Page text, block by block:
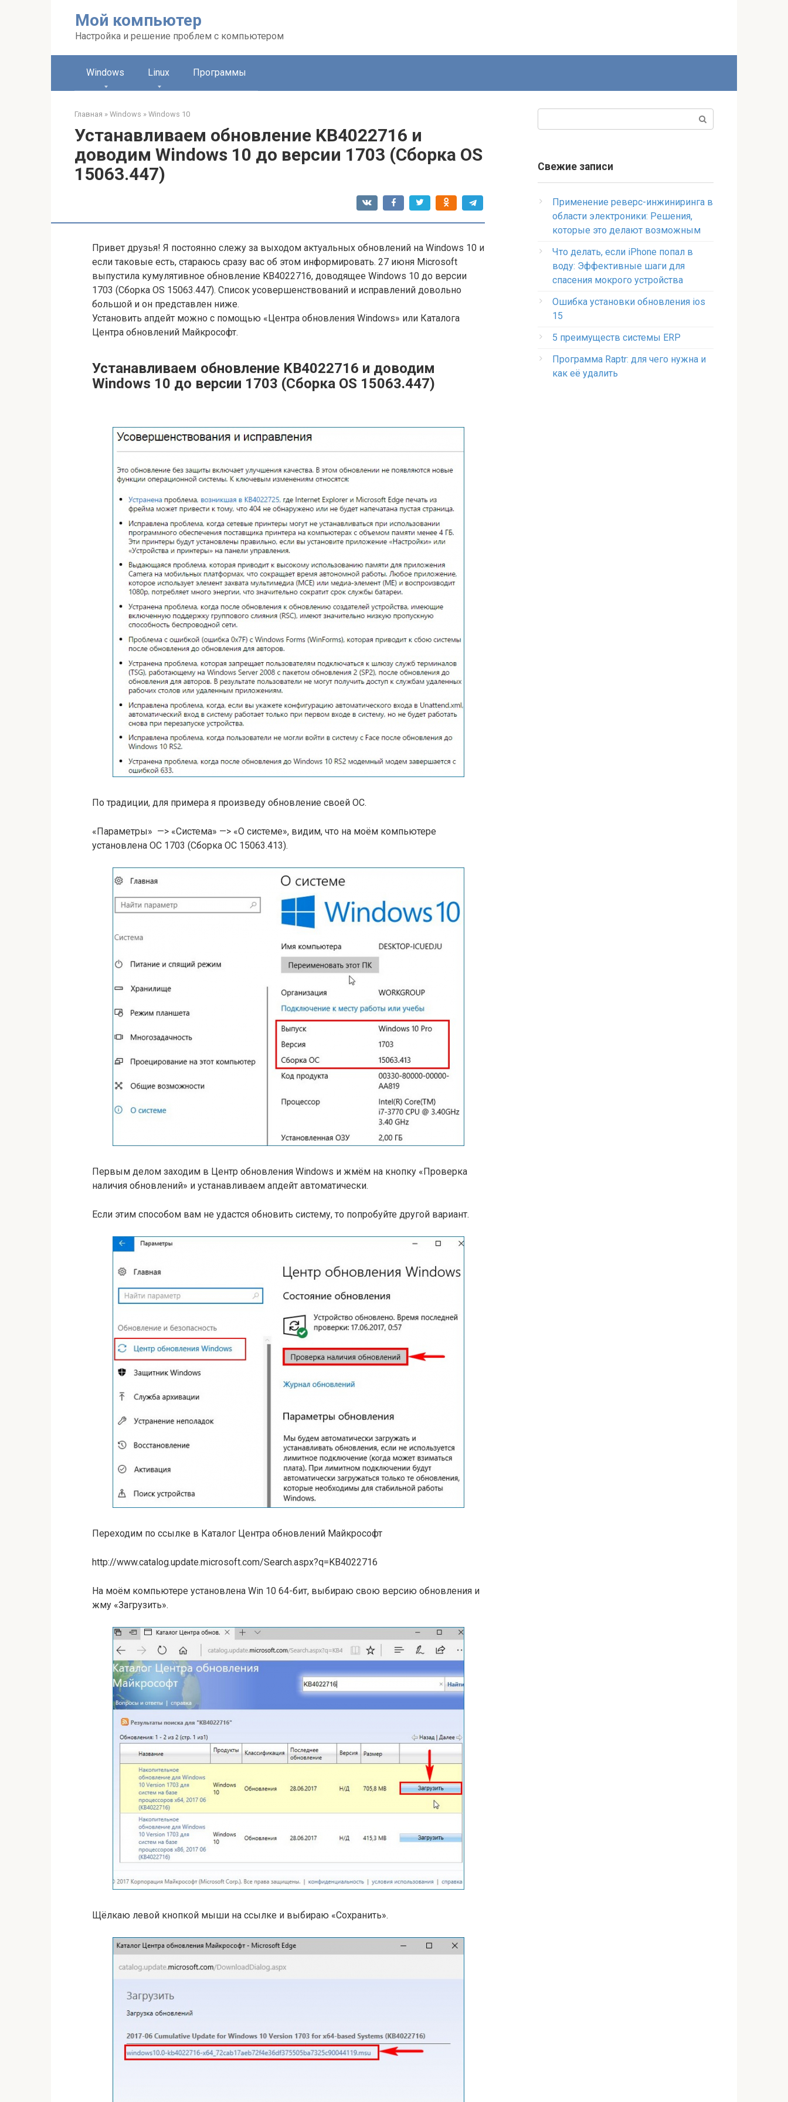
Мой компьютер
Настройка и решение проблем с компьютером
Windows Linux Программы
Главная » Windows » Windows 10
Устанавливаем обновление KB4022716 и
доводим Windows 10 до версии 1703 (Сборка OS
15063.447)
Привет друзья! Я постоянно слежу за выходом актуальных обновлений на Windows 10 и
если таковые есть, стараюсь сразу вас об этом информировать. 27 июня Microsoft
выпустила кумулятивное обновление KB4022716, доводящее Windows 10 до версии
1703 (Сборка OS 15063.447). Список усовершенствований и исправлений довольно
большой и он представлен ниже.
Установить апдейт можно с помощью «Центра обновления Windows» или Каталога
Центра обновлений Майкрософт.
Устанавливаем обновление KB4022716 и доводим
Windows 10 до версии 1703 (Сборка OS 15063.447)
По традиции, для примера я произведу обновление своей ОС.
«Параметры» —> «Система» —> «О системе», видим, что на моём компьютере
установлена ОС 1703 (Сборка ОС 15063.413).
Первым делом заходим в Центр обновления Windows и жмём на кнопку «Проверка
наличия обновлений» и устанавливаем апдейт автоматически.
Если этим способом вам не удастся обновить систему, то попробуйте другой вариант.
Переходим по ссылке в Каталог Центра обновлений Майкрософт
http://www.catalog.update.microsoft.com/Search.aspx?q=KB4022716
На моём компьютере установлена Win 10 64-бит, выбираю свою версию обновления и
жму «Загрузить».
Щёлкаю левой кнопкой мыши на ссылке и выбираю «Сохранить».
Свежие записи
Применение реверс-инжиниринга в
области электроники: Решения,
которые это делают возможным
Что делать, если iPhone попал в
воду: Эффективные шаги для
спасения мокрого устройства
Ошибка установки обновления ios
15
5 преимуществ системы ERP
Программа Raptr: для чего нужна и
как её удалить